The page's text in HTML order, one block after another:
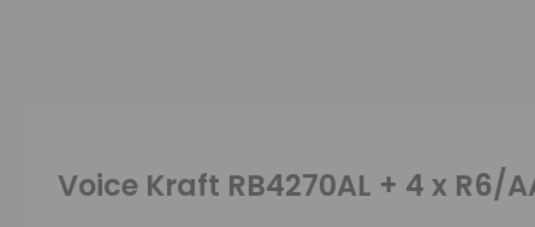
Voice Kraft RB4270AL + 4 x R6/